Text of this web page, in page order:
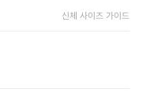
신체 사이즈 가이드